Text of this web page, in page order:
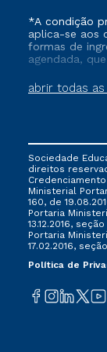
abrir todas
*A condição
aplica-se aos
formas de
agendada,
que ainda
cancelado ou
FIES, Prouni
não se
ofertada pela
Sociedade
direitos
Ministerial
160, de
Portaria
13.12.2016,
Portaria
17.02.2016,
Política de